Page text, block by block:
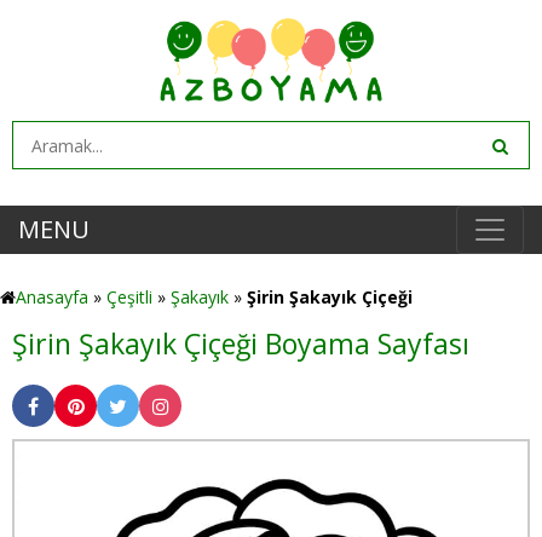
MENU
Anasayfa » Çeşitli » Şakayık » Şirin Şakayık Çiçeği
Şirin Şakayık Çiçeği Boyama Sayfası